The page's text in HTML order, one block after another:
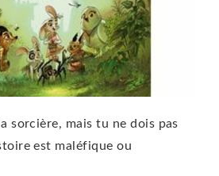
sorcière, mais tu ne dois pas
est maléfique ou